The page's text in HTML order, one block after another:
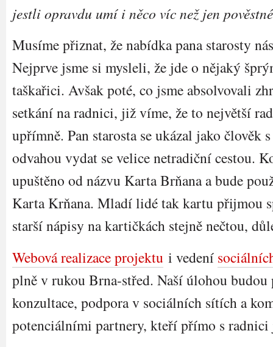
jestli opravdu umí i něco víc než jen
Musíme přiznat, že nabídka pana starosty
Nejprve jsme si mysleli, že jde o nějaký
taškařici. Avšak poté, co jsme absolvovali
setkání na radnici, již víme, že to největší
upřímně. Pan starosta se ukázal jako člověk
odvahou vydat se velice netradiční cestou.
upuštěno od názvu Karta Brňana a bude
Karta Krňana. Mladí lidé tak kartu přijmou
starší nápisy na kartičkách stejně nečtou,
Webová realizace projektu i vedení
plně v rukou Brna-střed. Naší úlohou budou
konzultace, podpora v sociálních sítích a
potenciálními partnery, kteří přímo s radnici